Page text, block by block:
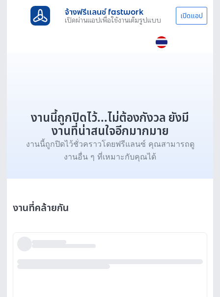
จ้างฟรีแลนซ์ fastwork
เปิดผ่านแอปเพื่อใช้งานเต็มรูปแบบ เปิดแอป
งานนี้ถูกปิดไว้...ไม่ต้องกังวล ยังมี
งานที่น่าสนใจอีกมากมาย
งานนี้ถูกปิดไว้ชั่วคราวโดยฟรีแลนซ์ คุณสามารถดู
งานอื่น ๆ ที่เหมาะกับคุณได้
งานที่คล้ายกัน